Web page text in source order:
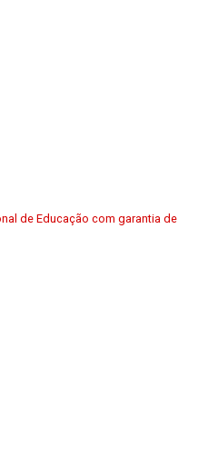
de Educação com garantia de